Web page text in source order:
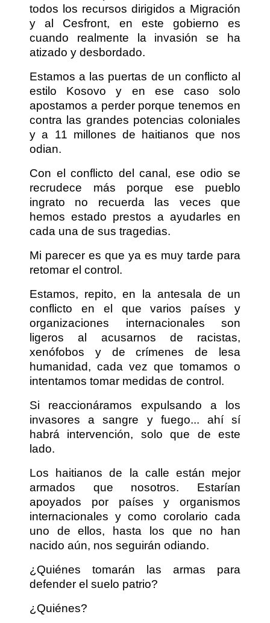
todos los recursos dirigidos a Migración
y al Cesfront, en este gobierno es
cuando realmente la invasión se ha
atizado y desbordado.
Estamos a las puertas de un conflicto al
estilo Kosovo y en ese caso solo
apostamos a perder porque tenemos en
contra las grandes potencias coloniales
y a 11 millones de haitianos que nos
odian.
Con el conflicto del canal, ese odio se
recrudece más porque ese pueblo
ingrato no recuerda las veces que
hemos estado prestos a ayudarles en
cada una de sus tragedias.
Mi parecer es que ya es muy tarde para
retomar el control.
Estamos, repito, en la antesala de un
conflicto en el que varios países y
organizaciones internacionales son
ligeros al acusarnos de racistas,
xenófobos y de crímenes de lesa
humanidad, cada vez que tomamos o
intentamos tomar medidas de control.
Si reaccionáramos expulsando a los
invasores a sangre y fuego... ahí sí
habrá intervención, solo que de este
lado.
Los haitianos de la calle están mejor
armados que nosotros. Estarían
apoyados por países y organismos
internacionales y como corolario cada
uno de ellos, hasta los que no han
nacido aún, nos seguirán odiando.
¿Quiénes tomarán las armas para
defender el suelo patrio?
¿Quiénes?